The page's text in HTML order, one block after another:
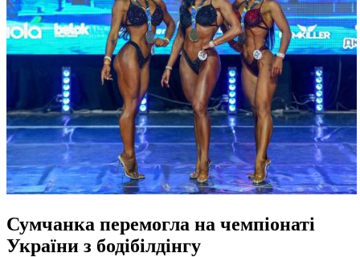
Сумчанка перемогла на чемпіонаті
України з бодібілдінгу